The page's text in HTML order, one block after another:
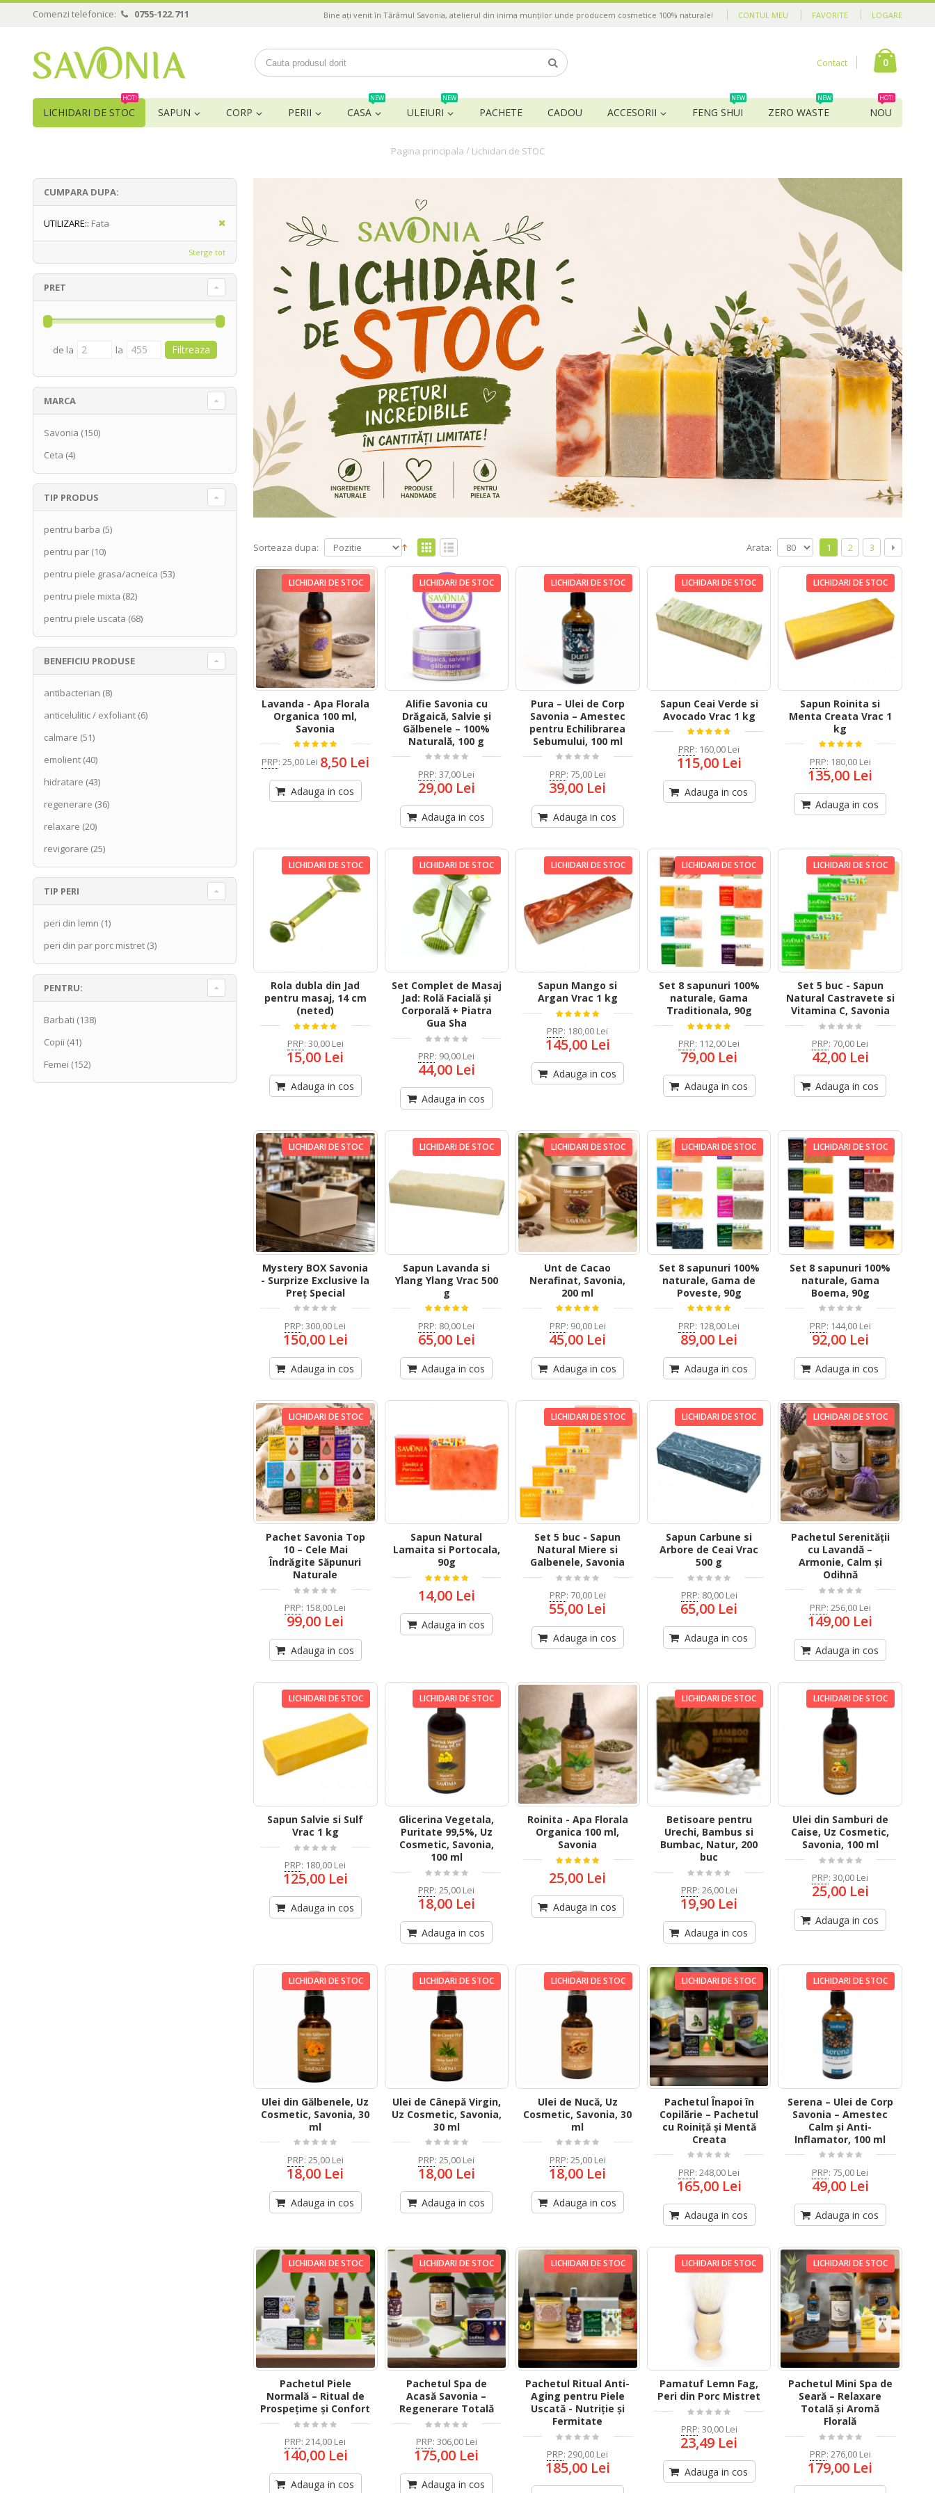
Comenzi telefonice: 0755-122.711 CONTUL MEU FAVORITE LOGARE
Bine ați venit în Tărâmul Savonia, atelierul din inima munților unde producem cosmetice 100% naturale!
Contact 0
LICHIDARI DE STOC
HOT!
SAPUN CORP PERII CASA
NEW
ULEIURI
NEW
PACHETE CADOU ACCESORII FENG SHUI
NEW
ZERO WASTE
NEW
NOU
HOT!
Pagina principala / Lichidari de STOC
Sorteaza dupa: 1 2 3
Arata:
LICHIDARI DE STOC
Lavanda - Apa Florala
Organica 100 ml,
Savonia
PRP: 25,00 Lei 8,50 Lei
Adauga in cos
LICHIDARI DE STOC
Alifie Savonia cu
Drăgaică, Salvie și
Gălbenele – 100%
Naturală, 100 g
PRP:37,00 Lei
29,00 Lei
Adauga in cos
LICHIDARI DE STOC
Pura – Ulei de Corp
Savonia – Amestec
pentru Echilibrarea
Sebumului, 100 ml
PRP: 75,00 Lei
39,00 Lei
Adauga in cos
LICHIDARI DE STOC
Sapun Ceai Verde si
Avocado Vrac 1 kg
PRP: 160,00 Lei
115,00 Lei
Adauga in cos
LICHIDARI DE STOC
Sapun Roinita si
Menta Creata Vrac 1
kg
PRP: 180,00 Lei
135,00 Lei
Adauga in cos
LICHIDARI DE STOC
Rola dubla din Jad
pentru masaj, 14 cm
(neted)
PRP: 30,00 Lei
15,00 Lei
Adauga in cos
LICHIDARI DE STOC
Set Complet de Masaj
Jad: Rolă Facială și
Corporală + Piatra
Gua Sha
PRP: 90,00 Lei
44,00 Lei
Adauga in cos
LICHIDARI DE STOC
Sapun Mango si
Argan Vrac 1 kg
PRP: 180,00 Lei
145,00 Lei
Adauga in cos
LICHIDARI DE STOC
Set 8 sapunuri 100%
naturale, Gama
Traditionala, 90g
PRP: 112,00 Lei
79,00 Lei
Adauga in cos
LICHIDARI DE STOC
Set 5 buc - Sapun
Natural Castravete si
Vitamina C, Savonia
PRP: 70,00 Lei
42,00 Lei
Adauga in cos
LICHIDARI DE STOC
Mystery BOX Savonia
- Surprize Exclusive la
Preț Special
PRP:300,00 Lei
150,00 Lei
Adauga in cos
LICHIDARI DE STOC
Sapun Lavanda si
Ylang Ylang Vrac 500
g
PRP: 80,00 Lei
65,00 Lei
Adauga in cos
LICHIDARI DE STOC
Unt de Cacao
Nerafinat, Savonia,
200 ml
PRP: 90,00 Lei
45,00 Lei
Adauga in cos
LICHIDARI DE STOC
Set 8 sapunuri 100%
naturale, Gama de
Poveste, 90g
PRP: 128,00 Lei
89,00 Lei
Adauga in cos
LICHIDARI DE STOC
Set 8 sapunuri 100%
naturale, Gama
Boema, 90g
PRP: 144,00 Lei
92,00 Lei
Adauga in cos
LICHIDARI DE STOC
Pachet Savonia Top
10 – Cele Mai
Îndrăgite Săpunuri
Naturale
PRP: 158,00 Lei
99,00 Lei
Adauga in cos
Sapun Natural
Lamaita si Portocala,
90g
14,00 Lei
Adauga in cos
LICHIDARI DE STOC
Set 5 buc - Sapun
Natural Miere si
Galbenele, Savonia
PRP: 70,00 Lei
55,00 Lei
Adauga in cos
LICHIDARI DE STOC
Sapun Carbune si
Arbore de Ceai Vrac
500 g
PRP: 80,00 Lei
65,00 Lei
Adauga in cos
LICHIDARI DE STOC
Pachetul Serenității
cu Lavandă –
Armonie, Calm și
Odihnă
PRP: 256,00 Lei
149,00 Lei
Adauga in cos
LICHIDARI DE STOC
Sapun Salvie si Sulf
Vrac 1 kg
PRP: 180,00 Lei
125,00 Lei
Adauga in cos
LICHIDARI DE STOC
Glicerina Vegetala,
Puritate 99,5%, Uz
Cosmetic, Savonia,
100 ml
PRP:25,00 Lei
18,00 Lei
Adauga in cos
Roinita - Apa Florala
Organica 100 ml,
Savonia
25,00 Lei
Adauga in cos
LICHIDARI DE STOC
Betisoare pentru
Urechi, Bambus si
Bumbac, Natur, 200
buc
PRP: 26,00 Lei
19,90 Lei
Adauga in cos
LICHIDARI DE STOC
Ulei din Samburi de
Caise, Uz Cosmetic,
Savonia, 100 ml
PRP:30,00 Lei
25,00 Lei
Adauga in cos
LICHIDARI DE STOC
Ulei din Gălbenele, Uz
Cosmetic, Savonia, 30
ml
PRP: 25,00 Lei
18,00 Lei
Adauga in cos
LICHIDARI DE STOC
Ulei de Cânepă Virgin,
Uz Cosmetic, Savonia,
30 ml
PRP:25,00 Lei
18,00 Lei
Adauga in cos
LICHIDARI DE STOC
Ulei de Nucă, Uz
Cosmetic, Savonia, 30
ml
PRP: 25,00 Lei
18,00 Lei
Adauga in cos
LICHIDARI DE STOC
Pachetul Înapoi în
Copilărie – Pachetul
cu Roiniță și Mentă
Creata
PRP:248,00 Lei
165,00 Lei
Adauga in cos
LICHIDARI DE STOC
Serena – Ulei de Corp
Savonia – Amestec
Calm și Anti-
Inflamator, 100 ml
PRP: 75,00 Lei
49,00 Lei
Adauga in cos
LICHIDARI DE STOC
Pachetul Piele
Normală – Ritual de
Prospețime și Confort
PRP:214,00 Lei
140,00 Lei
Adauga in cos
LICHIDARI DE STOC
Pachetul Spa de
Acasă Savonia –
Regenerare Totală
PRP: 306,00 Lei
175,00 Lei
Adauga in cos
LICHIDARI DE STOC
Pachetul Ritual Anti-
Aging pentru Piele
Uscată - Nutriție și
Fermitate
PRP:290,00 Lei
185,00 Lei
LICHIDARI DE STOC
Pamatuf Lemn Fag,
Peri din Porc Mistret
PRP: 30,00 Lei
23,49 Lei
Adauga in cos
LICHIDARI DE STOC
Pachetul Mini Spa de
Seară – Relaxare
Totală și Aromă
Florală
PRP: 276,00 Lei
179,00 Lei
CUMPARA DUPA:
UTILIZARE:: Fata
Sterge tot
PRET
de la la
MARCA
Savonia (150)
Ceta (4)
TIP PRODUS
pentru barba (5)
pentru par (10)
pentru piele grasa/acneica (53)
pentru piele mixta (82)
pentru piele uscata (68)
BENEFICIU PRODUSE
antibacterian (8)
anticelulitic / exfoliant (6)
calmare (51)
emolient (40)
hidratare (43)
regenerare (36)
relaxare (20)
revigorare (25)
TIP PERI
peri din lemn (1)
peri din par porc mistret (3)
PENTRU:
Barbati (138)
Copii (41)
Femei (152)